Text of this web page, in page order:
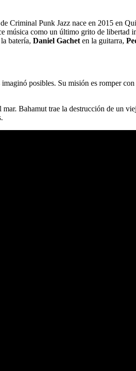
Criminal Punk Jazz nace en 2015 en
música como un último grito de libertad
batería, Daniel Gacheten la guitarra,
posibles. Su misión es romper
Bahamut trae la destrucción de un